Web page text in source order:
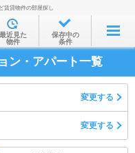
から
ら
から
から
賃貸物件の部屋探し
最近見た
物件
保存中の
条件
ン・アパート一覧
変更する
変更する